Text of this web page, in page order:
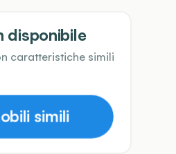
disponibile
caratteristiche simili
simili